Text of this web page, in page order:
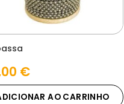
€
AO CARRINHO